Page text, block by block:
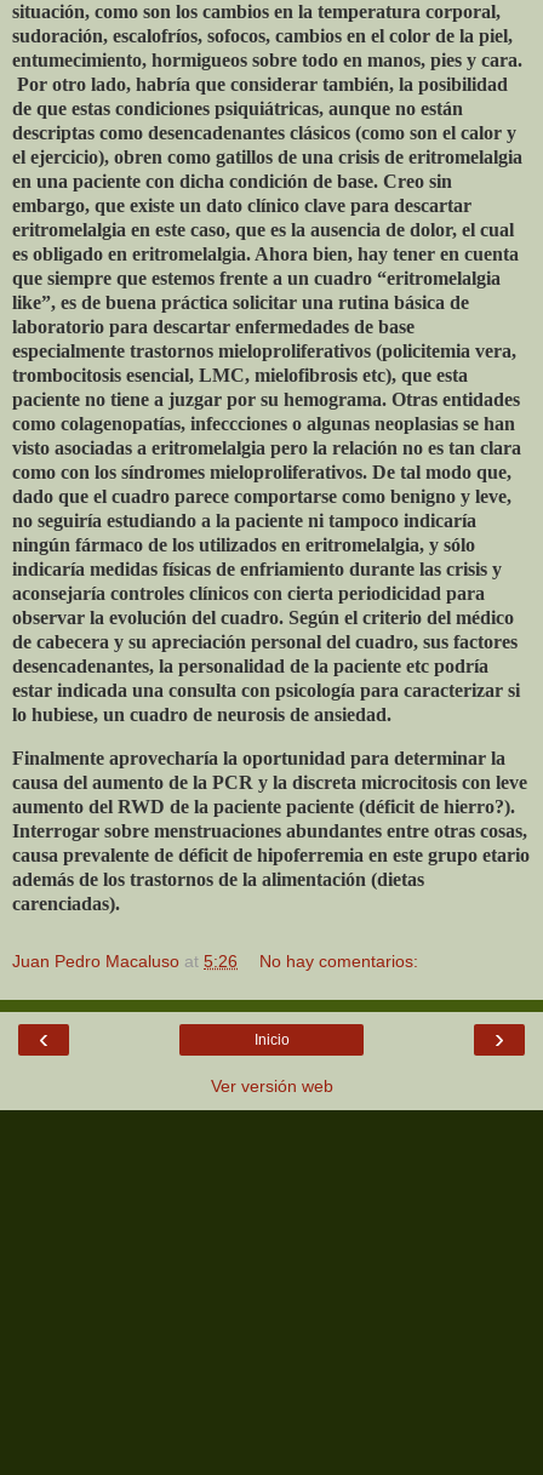
situación, como son los cambios en la temperatura corporal,
sudoración, escalofríos, sofocos, cambios en el color de la piel,
entumecimiento, hormigueos sobre todo en manos, pies y cara.
Por otro lado, habría que considerar también, la posibilidad
de que estas condiciones psiquiátricas, aunque no están
descriptas como desencadenantes clásicos (como son el calor y
el ejercicio), obren como gatillos de una crisis de eritromelalgia
en una paciente con dicha condición de base. Creo sin
embargo, que existe un dato clínico clave para descartar
eritromelalgia en este caso, que es la ausencia de dolor, el cual
es obligado en eritromelalgia. Ahora bien, hay tener en cuenta
que siempre que estemos frente a un cuadro “eritromelalgia
like”, es de buena práctica solicitar una rutina básica de
laboratorio para descartar enfermedades de base
especialmente trastornos mieloproliferativos (policitemia vera,
trombocitosis esencial, LMC, mielofibrosis etc), que esta
paciente no tiene a juzgar por su hemograma. Otras entidades
como colagenopatías, infeccciones o algunas neoplasias se han
visto asociadas a eritromelalgia pero la relación no es tan clara
como con los síndromes mieloproliferativos. De tal modo que,
dado que el cuadro parece comportarse como benigno y leve,
no seguiría estudiando a la paciente ni tampoco indicaría
ningún fármaco de los utilizados en eritromelalgia, y sólo
indicaría medidas físicas de enfriamiento durante las crisis y
aconsejaría controles clínicos con cierta periodicidad para
observar la evolución del cuadro. Según el criterio del médico
de cabecera y su apreciación personal del cuadro, sus factores
desencadenantes, la personalidad de la paciente etc podría
estar indicada una consulta con psicología para caracterizar si
lo hubiese, un cuadro de neurosis de ansiedad.
Finalmente aprovecharía la oportunidad para determinar la
causa del aumento de la PCR y la discreta microcitosis con leve
aumento del RWD de la paciente paciente (déficit de hierro?).
Interrogar sobre menstruaciones abundantes entre otras cosas,
causa prevalente de déficit de hipoferremia en este grupo etario
además de los trastornos de la alimentación (dietas
carenciadas).
Juan Pedro Macaluso at 5:26 No hay comentarios:
‹ ›
Inicio
Ver versión web